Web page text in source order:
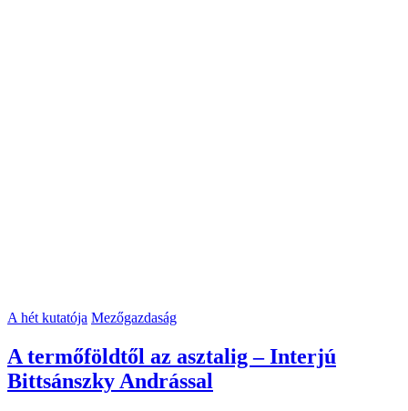
A hét kutatója Mezőgazdaság
A termőföldtől az asztalig – Interjú
Bittsánszky Andrással